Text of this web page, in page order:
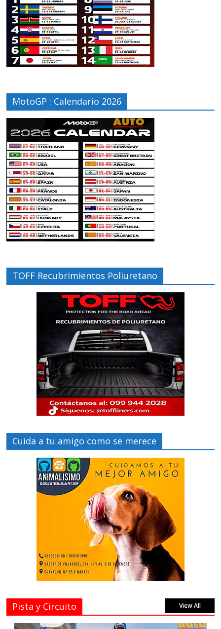
MotoGP : Calendario 2026
TOFF Recubrimientos Poliuretano
Cuida a tu amigo como se merece
Pista y Circuito View All